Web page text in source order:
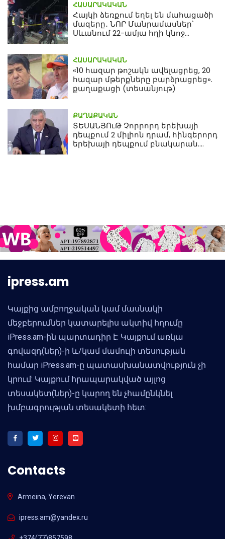
ՀԱՍԱՐԱԿԱԿԱՆ
Հայկի ձեռքում եղել են մահացածի
մազերը․ ՆՈՐ Մանրամասներ՝
Սևանում 22-ամյա հղի կնոջ
ՀԱՍԱՐԱԿԱԿԱՆ
«10 հազար թոշակն ավելացրեց, 20
հազար մթերքները բարձրացրեց».
քաղաքացի (տեսանյութ)
ՔԱՂԱՔԱԿԱՆ
ՏԵՍԱՆՅՈւԹ Չորրորդ երեխայի
դեպքում 2 միլիոն դրամ, հինգերորդ
երեխայի դեպքում բնակարան.
ipress.am
Կայքից ամբողջական կամ մասնակի
մեջբերումներ կատարելիս ակտիվ հղումը
iPress.am-ին պարտադիր է: Կայքում առկա
գովազդ(ներ)-ի և/կամ մամուլի տեսության
համար iPress.am-ը պատասխանատվություն չի
կրում: Կայքում հրապարակված այլոց
տեսակետ(ներ)-ը կարող են չհամընկնել
խմբագրության տեսակետի հետ:
Contacts
Armeina, Yerevan
ipress.am@yandex.ru